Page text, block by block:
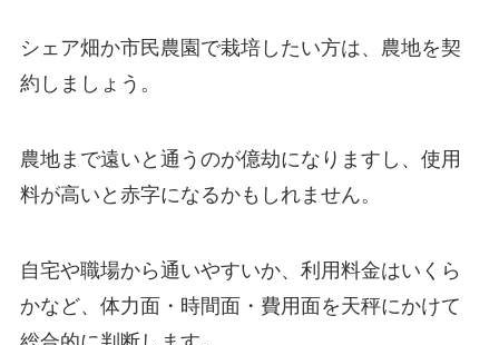
シェア畑か市民農園で栽培したい方は、農地を契
約しましょう。
農地まで遠いと通うのが億劫になりますし、使用
料が高いと赤字になるかもしれません。
自宅や職場から通いやすいか、利用料金はいくら
かなど、体力面・時間面・費用面を天秤にかけて